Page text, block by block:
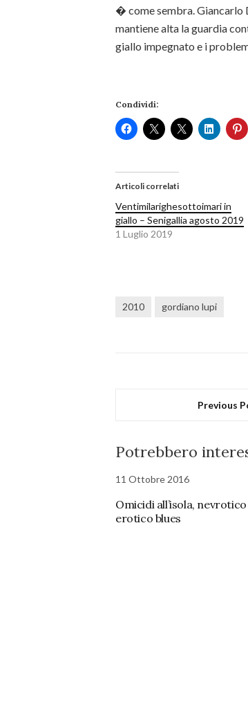
� come sembra.
mantiene alta la guardia
giallo impegnato e i
Condividi:
Articoli correlati
Ventimilarighesottoimari in
giallo – Senigallia agosto 2019
1 Luglio 2019
2010 gordiano lupi
Previous
Potrebbero
11 Ottobre 2016
Omicidi all’isola, nevrotico
erotico blues